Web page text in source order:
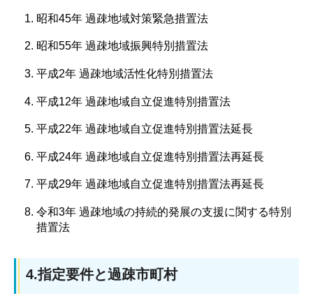
昭和45年 過疎地域対策緊急措置法
昭和55年 過疎地域振興特別措置法
平成2年 過疎地域活性化特別措置法
平成12年 過疎地域自立促進特別措置法
平成22年 過疎地域自立促進特別措置法延長
平成24年 過疎地域自立促進特別措置法再延長
平成29年 過疎地域自立促進特別措置法再延長
令和3年 過疎地域の持続的発展の支援に関する特別
措置法
4.指定要件と過疎市町村